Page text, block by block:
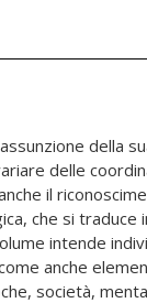
della
delle
il
che si traduce
intende
anche
società,
ha, e
dell’infanzia
lo “spazio”
e può
va, infatti,
e interesse